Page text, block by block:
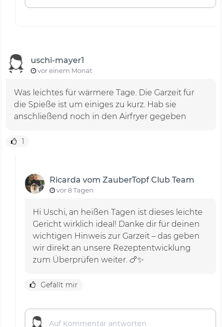
uschi-mayer1
vor einem Monat
Was leichtes für wärmere Tage. Die Garzeit für
die Spieße ist um einiges zu kurz. Hab sie
anschließend noch in den Airfryer gegeben
1
Ricarda vom ZauberTopf Club Team
vor 8 Tagen
Hi Uschi, an heißen Tagen ist dieses leichte
Gericht wirklich ideal! Danke dir für deinen
wichtigen Hinweis zur Garzeit – das geben
wir direkt an unsere Rezeptentwicklung
zum Überprüfen weiter. 🍗✨
Gefällt mir